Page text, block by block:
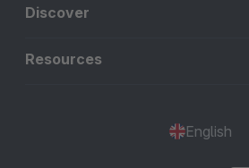
Discover
Resources
English